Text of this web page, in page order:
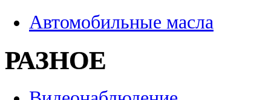
Автомобильные масла
РАЗНОЕ